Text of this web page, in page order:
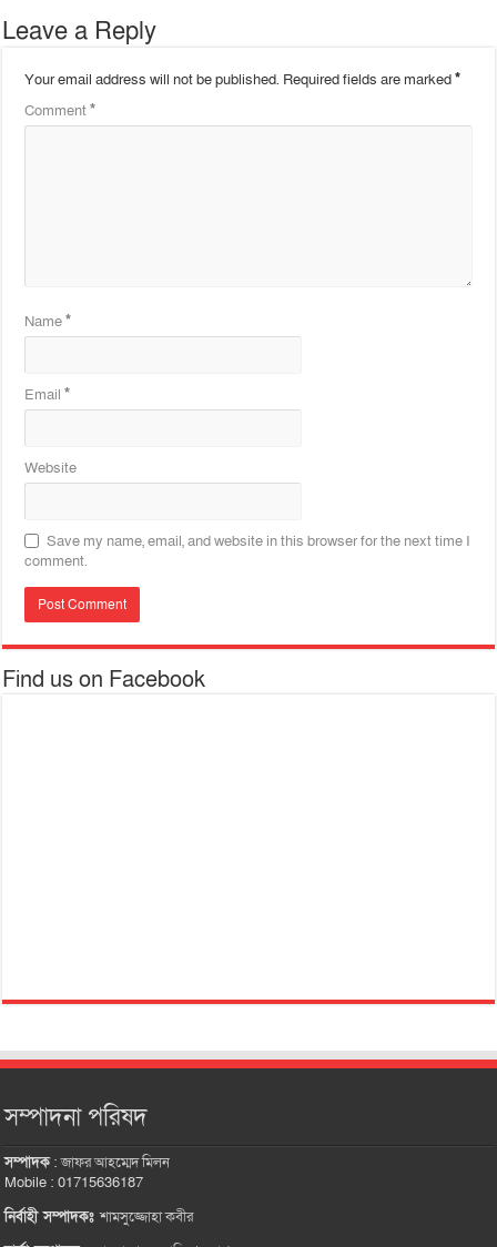
Leave a Reply
Your email address will not be published. Required fields are marked*
Comment*
Name*
Email*
Website
Save my name, email, and website in this browser for the next time I
comment.
Find us on Facebook
সম্পাদনা পরিষদ
সম্পাদক:জাফর আহম্মেদ মিলন
Mobile : 01715636187
নির্বাহী সম্পাদকঃশামসুজ্জোহা কবীর